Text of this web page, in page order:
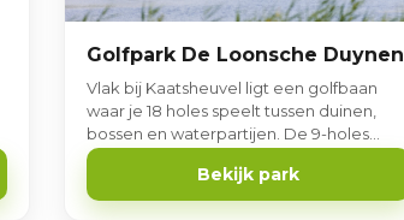
Golfpark De Loonsche Duynen
Vlak bij Kaatsheuvel ligt een golfbaan
waar je 18 holes speelt tussen duinen,
bossen en waterpartijen. De 9-holes
shortgolfbaan is ideaal om te leren
golfen of je spel te verfijnen.
Bekijk park